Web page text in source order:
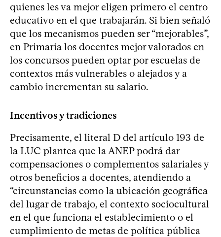
quienes les va mejor eligen primero el centro
educativo en el que trabajarán. Si bien señaló
que los mecanismos pueden ser “mejorables”,
en Primaria los docentes mejor valorados en
los concursos pueden optar por escuelas de
contextos más vulnerables o alejados y a
cambio incrementan su salario.
Incentivos y tradiciones
Precisamente, el literal D del artículo 193 de
la LUC plantea que la ANEP podrá dar
compensaciones o complementos salariales y
otros beneficios a docentes, atendiendo a
“circunstancias como la ubicación geográfica
del lugar de trabajo, el contexto sociocultural
en el que funciona el establecimiento o el
cumplimiento de metas de política pública